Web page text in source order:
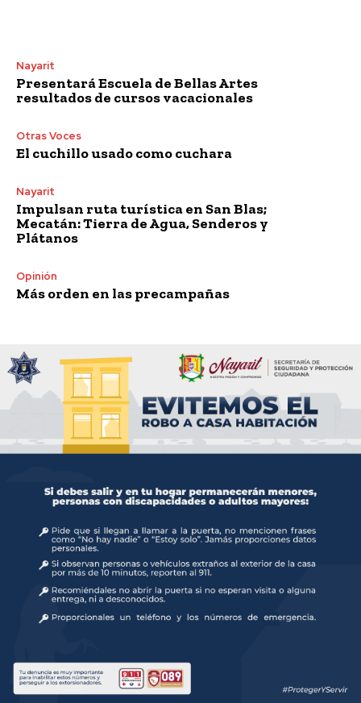
Nayarit
Presentará Escuela de Bellas Artes
resultados de cursos vacacionales
Otras Voces
El cuchillo usado como cuchara
Nayarit
Impulsan ruta turística en San Blas;
Mecatán: Tierra de Agua, Senderos y
Plátanos
Opinión
Más orden en las precampañas